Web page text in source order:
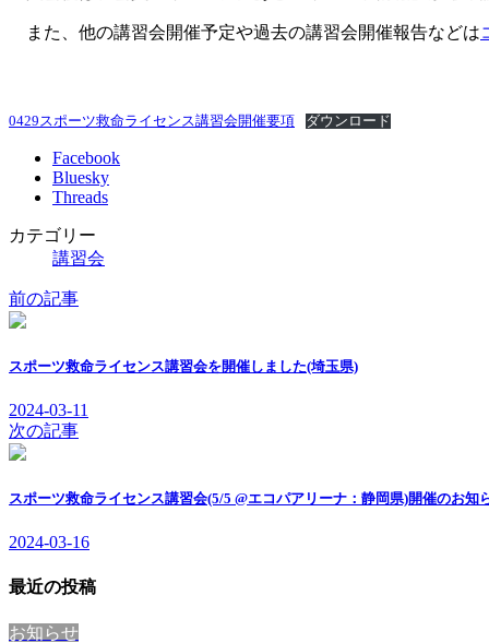
また、他の講習会開催予定や過去の講習会開催報告などは
0429スポーツ救命ライセンス講習会開催要項 ダウンロード
Facebook
Bluesky
Threads
カテゴリー
講習会
前の記事
スポーツ救命ライセンス講習会を開催しました(埼玉県)
2024-03-11
次の記事
スポーツ救命ライセンス講習会(5/5 @エコパアリーナ：静岡県)開催のお知
2024-03-16
最近の投稿
お知らせ